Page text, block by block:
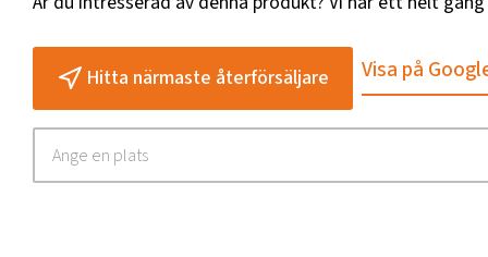
Hitta närmaste återförsäljare Visa på